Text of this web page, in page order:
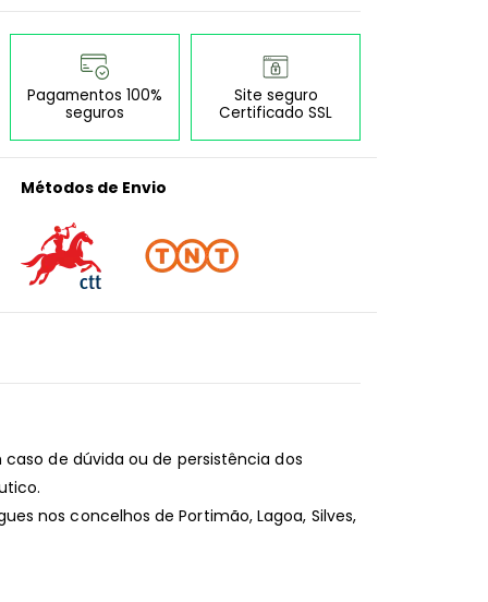
Pagamentos 100%
seguros
Site seguro
Certificado SSL
Métodos de Envio
de dúvida ou de persistência dos
nos concelhos de Portimão, Lagoa, Silves,